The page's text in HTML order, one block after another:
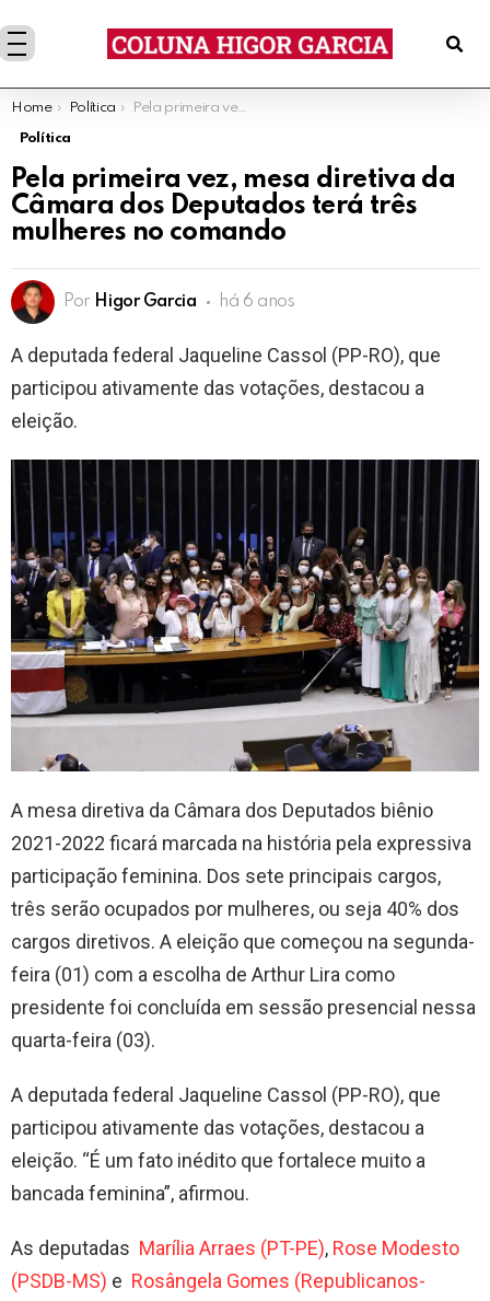
You are here:
Home Política Pela primeira vez, mesa diretiva da Câmara dos Deputados terá três mulheres no comando
Política
Pela primeira vez, mesa diretiva da
Câmara dos Deputados terá três
mulheres no comando
Por Higor Garcia há 6 anos
A deputada federal Jaqueline Cassol (PP-RO), que
participou ativamente das votações, destacou a
eleição.
A mesa diretiva da Câmara dos Deputados biênio
2021-2022 ficará marcada na história pela expressiva
participação feminina. Dos sete principais cargos,
três serão ocupados por mulheres, ou seja 40% dos
cargos diretivos. A eleição que começou na segunda-
feira (01) com a escolha de Arthur Lira como
presidente foi concluída em sessão presencial nessa
quarta-feira (03).
A deputada federal Jaqueline Cassol (PP-RO), que
participou ativamente das votações, destacou a
eleição. “É um fato inédito que fortalece muito a
bancada feminina”, afirmou.
As deputadas Marília Arraes (PT-PE), Rose Modesto
(PSDB-MS) e Rosângela Gomes (Republicanos-